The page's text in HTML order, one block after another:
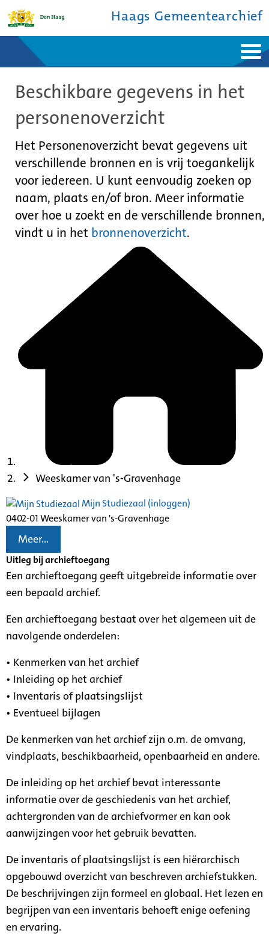
Haags Gemeentearchief
Ontdek de stad
De studiezaal
Bronnen en collecties
Contact
Beschikbare gegevens in het
personenoverzicht
Het Personenoverzicht bevat gegevens uit
verschillende bronnen en is vrij toegankelijk
voor iedereen. U kunt eenvoudig zoeken op
naam, plaats en/of bron. Meer informatie
over hoe u zoekt en de verschillende bronnen,
vindt u in het bronnenoverzicht.
Weeskamer van 's-Gravenhage
Mijn Studiezaal (inloggen)
0402-01 Weeskamer van 's-Gravenhage
Meer...
Uitleg bij archieftoegang
Een archieftoegang geeft uitgebreide informatie over
een bepaald archief.
Een archieftoegang bestaat over het algemeen uit de
navolgende onderdelen:
• Kenmerken van het archief
• Inleiding op het archief
• Inventaris of plaatsingslijst
• Eventueel bijlagen
De kenmerken van het archief zijn o.m. de omvang,
vindplaats, beschikbaarheid, openbaarheid en andere.
De inleiding op het archief bevat interessante
informatie over de geschiedenis van het archief,
achtergronden van de archiefvormer en kan ook
aanwijzingen voor het gebruik bevatten.
De inventaris of plaatsingslijst is een hiërarchisch
opgebouwd overzicht van beschreven archiefstukken.
De beschrijvingen zijn formeel en globaal. Het lezen en
begrijpen van een inventaris behoeft enige oefening
en ervaring.